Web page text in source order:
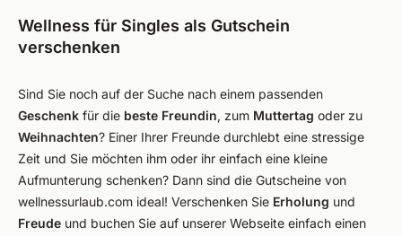
Wellness für Singles als Gutschein
verschenken
Sind Sie noch auf der Suche nach einem passenden
Geschenk für die beste Freundin, zum Muttertag oder zu
Weihnachten? Einer Ihrer Freunde durchlebt eine stressige
Zeit und Sie möchten ihm oder ihr einfach eine kleine
Aufmunterung schenken? Dann sind die Gutscheine von
wellnessurlaub.com ideal! Verschenken Sie Erholung und
Freude und buchen Sie auf unserer Webseite einfach einen